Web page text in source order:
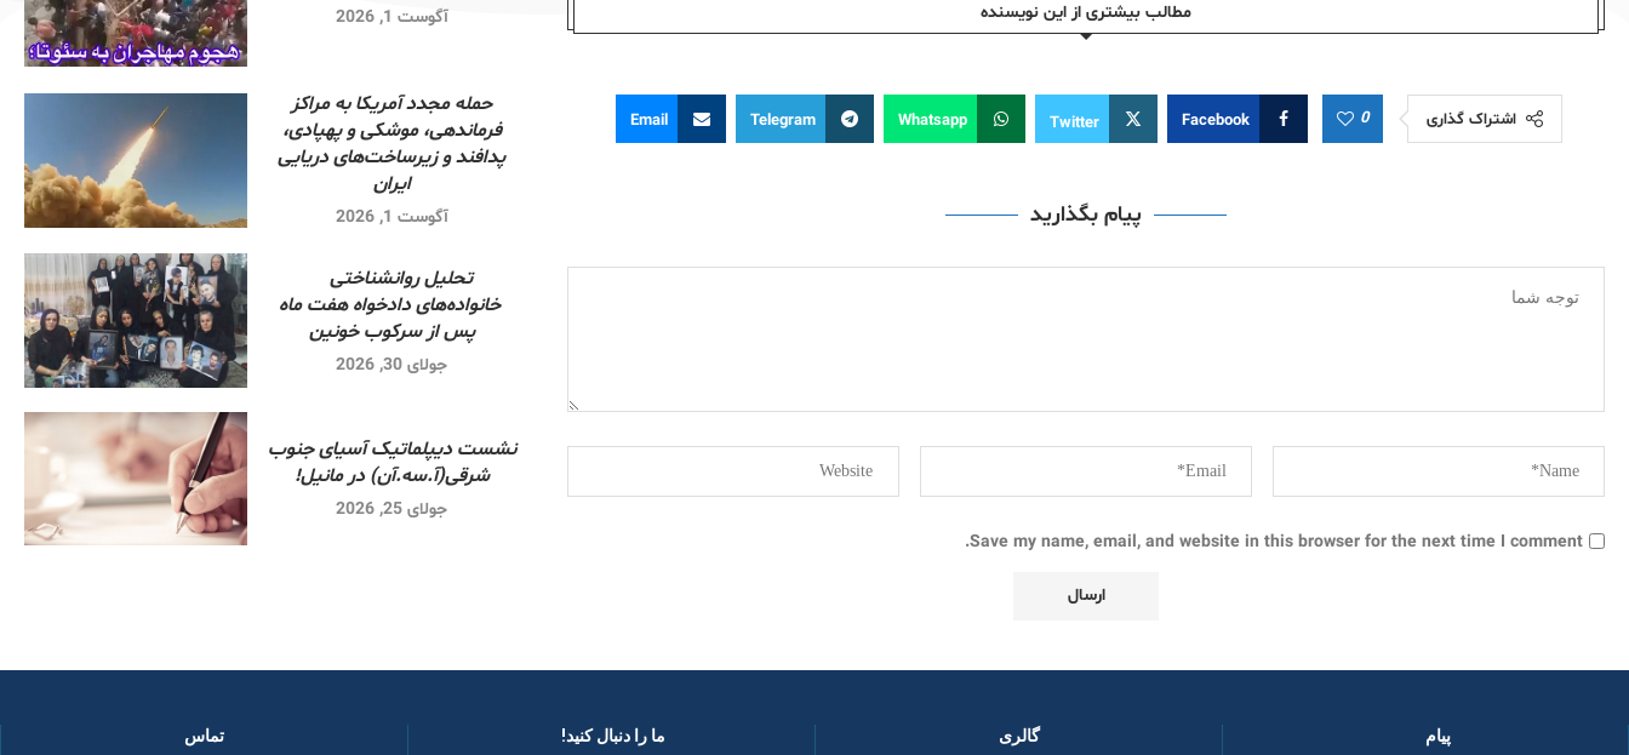
مطالب بیشتری از این نویسندە
اشتراک گذاری 0
Facebook
Twitter
Whatsapp
Telegram
Email
پیام بگذارید
Save my name, email, and website in this browser for the next time I comment.
آگوست 1, 2026
حمله مجدد آمریکا به مراکز
فرماندهی، موشکی و پهپادی،
پدافند و زیرساخت‌های دریایی
ایران
آگوست 1, 2026
تحلیل روانشناختی
خانواده‌های دادخواه هفت ماه
پس از سرکوب خونین
جولای 30, 2026
نشست دیپلماتیک آسیای جنوب
شرقی‌(آ.سه.آن) در مانیل!
جولای 25, 2026
پیام گالری ما را دنبال کنید! ​ تماس